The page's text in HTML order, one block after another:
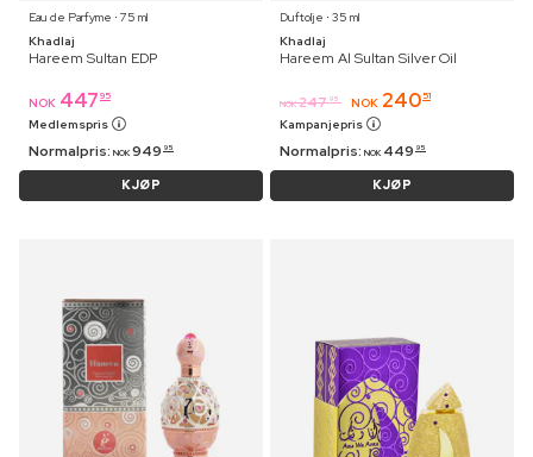
Eau de Parfyme ⋅ 75 ml
Khadlaj
Hareem Sultan EDP
NOK 447 95
Medlemspris
Normalpris: NOK 949 95
KJØP
Duftolje ⋅ 35 ml
Khadlaj
Hareem Al Sultan Silver Oil
NOK 247 95 NOK 240 51
Kampanjepris
Normalpris: NOK 449 95
KJØP